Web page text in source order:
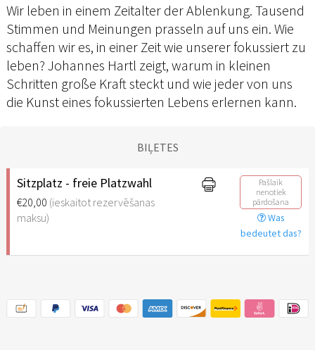
Wir leben in einem Zeitalter der Ablenkung. Tausend
Stimmen und Meinungen prasseln auf uns ein. Wie
schaffen wir es, in einer Zeit wie unserer fokussiert zu
leben? Johannes Hartl zeigt, warum in kleinen
Schritten große Kraft steckt und wie jeder von uns
die Kunst eines fokussierten Lebens erlernen kann.
BIĻETES
Sitzplatz - freie Platzwahl
€20,00 (ieskaitot rezervēšanas
maksu)
Pašlaik
nenotiek
pārdošana
Was
bedeutet das?